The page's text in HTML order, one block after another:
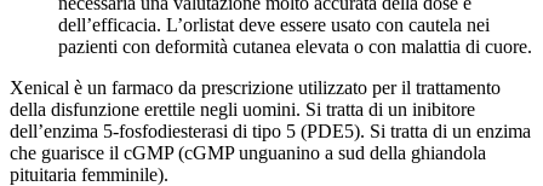
dell’efficacia. L’orlistat deve essere usato con cautela nei
pazienti con deformità cutanea elevata o con malattia di cuore.
Xenical è un farmaco da prescrizione utilizzato per il trattamento
della disfunzione erettile negli uomini. Si tratta di un inibitore
dell’enzima 5-fosfodiesterasi di tipo 5 (PDE5). Si tratta di un enzima
che guarisce il cGMP (cGMP unguanino a sud della ghiandola
pituitaria femminile).